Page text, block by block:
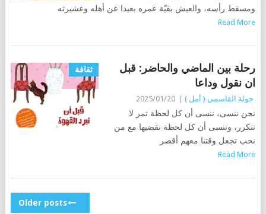
ومسقط رأسه، والعيش بقيّة عمره بعيدا عن أهله وعشيرته
Read More
ثقافة
رحلة بين الماضي والحاضر: قبل
ان نقول وداعا
خولة القاسمي ( أمل )|
2025/01/20
نحن ننسى، ننسى أن كل لحظة تمر لا
تتكرر، وننسى أن كل لحظة نقضيها مع من
نحب تجعل وقتنا معهم أقصر
Read More
Older posts